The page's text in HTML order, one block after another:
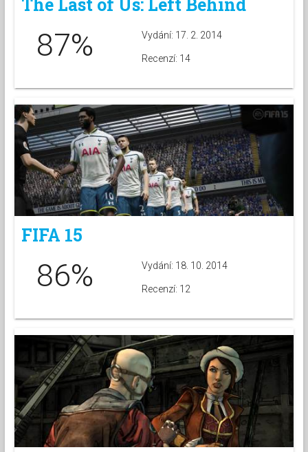
87% Vydání: 17. 2. 2014
Recenzí: 14
FIFA 15
86% Vydání: 18. 10. 2014
Recenzí: 12